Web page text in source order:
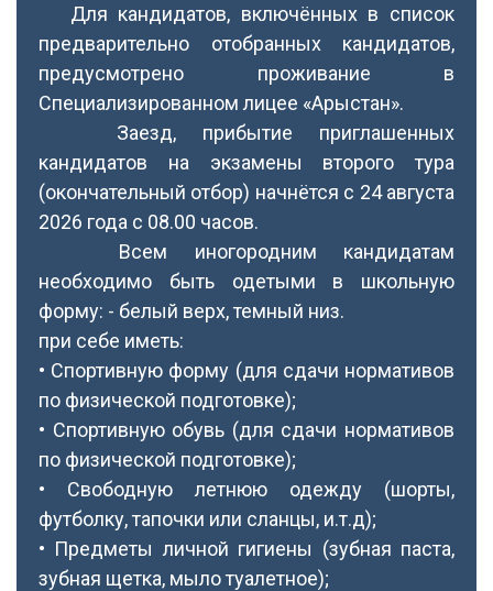
Для кандидатов, включённых в список
предварительно отобранных кандидатов,
предусмотрено проживание в
Специализированном лицее «Арыстан».
Заезд, прибытие приглашенных
кандидатов на экзамены второго тура
(окончательный отбор) начнётся с 24 августа
2026 года с 08.00 часов.
Всем иногородним кандидатам
необходимо быть одетыми в школьную
форму: - белый верх, темный низ.
при себе иметь:
• Спортивную форму (для сдачи нормативов
по физической подготовке);
• Спортивную обувь (для сдачи нормативов
по физической подготовке);
• Свободную летнюю одежду (шорты,
футболку, тапочки или сланцы, и.т.д);
• Предметы личной гигиены (зубная паста,
зубная щетка, мыло туалетное);